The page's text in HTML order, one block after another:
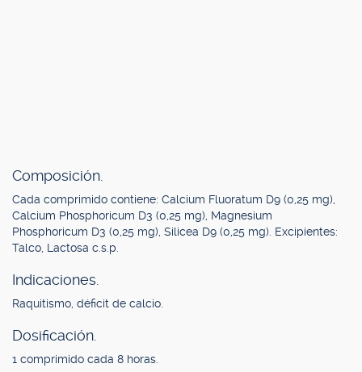
Composición.
Cada comprimido contiene: Calcium Fluoratum D9 (0,25 mg),
Calcium Phosphoricum D3 (0,25 mg), Magnesium
Phosphoricum D3 (0,25 mg), Silicea D9 (0,25 mg). Excipientes:
Talco, Lactosa c.s.p.
Indicaciones.
Raquitismo, déficit de calcio.
Dosificación.
1 comprimido cada 8 horas.